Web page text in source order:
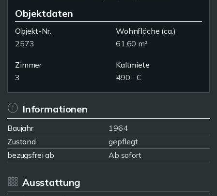
Objektdaten
Objekt-Nr.
2573
Wohnfläche (ca.)
61,60 m²
Zimmer
3
Kaltmiete
490,- €
Informationen
Baujahr
1964
Zustand
gepflegt
bezugsfrei ab
Ab sofort
Ausstattung